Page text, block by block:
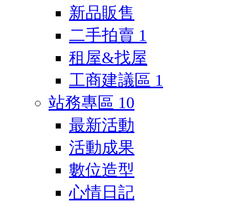
新品販售
二手拍賣 1
租屋&找屋
工商建議區 1
站務專區 10
最新活動
活動成果
數位造型
心情日記